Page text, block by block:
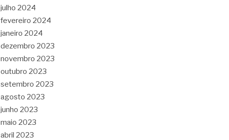
julho 2024
fevereiro 2024
janeiro 2024
dezembro 2023
novembro 2023
outubro 2023
setembro 2023
agosto 2023
junho 2023
maio 2023
abril 2023